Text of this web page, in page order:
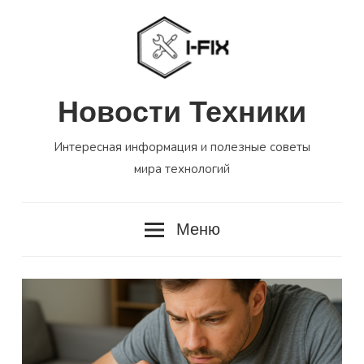
Новости Техники
Интересная информация и полезные советы
мира технологий
Меню